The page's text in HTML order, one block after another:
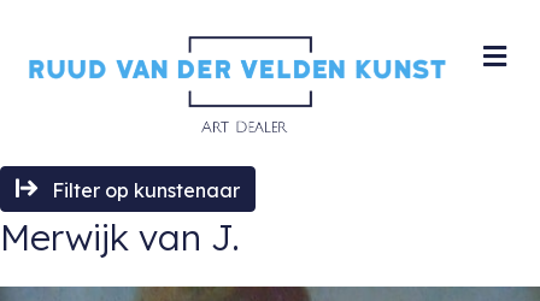
Filter op kunstenaar
Merwijk van J.